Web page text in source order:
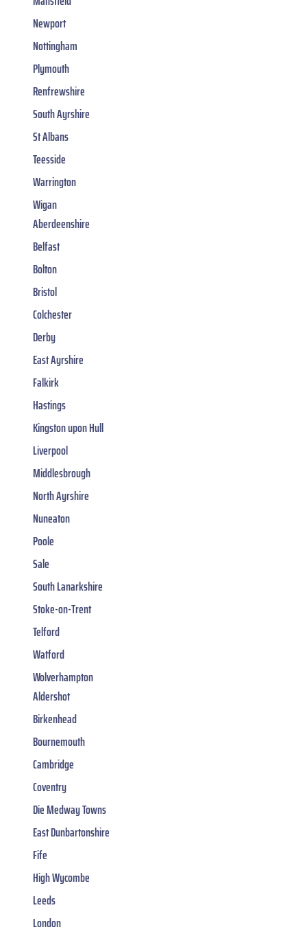
Newport
Nottingham
Plymouth
Renfrewshire
South Ayrshire
St Albans
Teesside
Warrington
Wigan
Aberdeenshire
Belfast
Bolton
Bristol
Colchester
Derby
East Ayrshire
Falkirk
Hastings
Kingston upon Hull
Liverpool
Middlesbrough
North Ayrshire
Nuneaton
Poole
Sale
South Lanarkshire
Stoke-on-Trent
Telford
Watford
Wolverhampton
Aldershot
Birkenhead
Bournemouth
Cambridge
Coventry
Die Medway Towns
East Dunbartonshire
Fife
High Wycombe
Leeds
London